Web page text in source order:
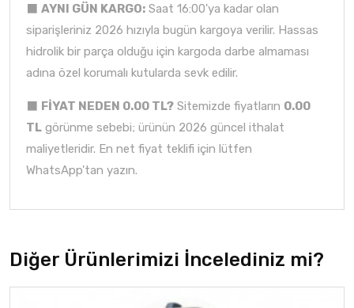
⬛ AYNI GÜN KARGO: Saat 16:00'ya kadar olan
siparişleriniz 2026 hızıyla bugün kargoya verilir. Hassas
hidrolik bir parça olduğu için kargoda darbe almaması
adına özel korumalı kutularda sevk edilir.
⬛ FİYAT NEDEN 0.00 TL? Sitemizde fiyatların 0.00
TL görünme sebebi; ürünün 2026 güncel ithalat
maliyetleridir. En net fiyat teklifi için lütfen
WhatsApp'tan yazın.
Diğer Ürünlerimizi İncelediniz mi?